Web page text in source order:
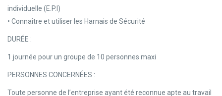
individuelle (E.P.I)
• Connaître et utiliser les Harnais de Sécurité
DURÉE :
1 journée pour un groupe de 10 personnes maxi
PERSONNES CONCERNÉES :
Toute personne de l’entreprise ayant été reconnue apte au travail